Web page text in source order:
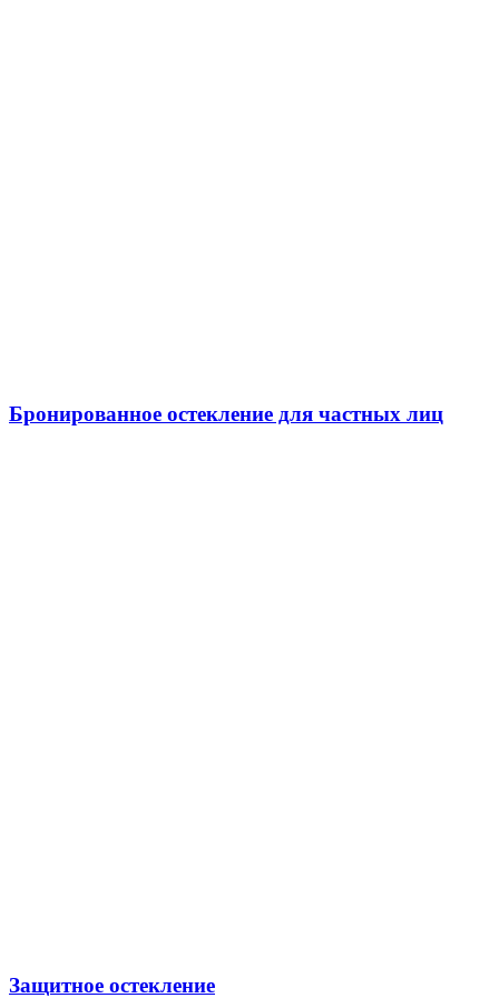
Бронированное остекление для частных лиц
Защитное остекление